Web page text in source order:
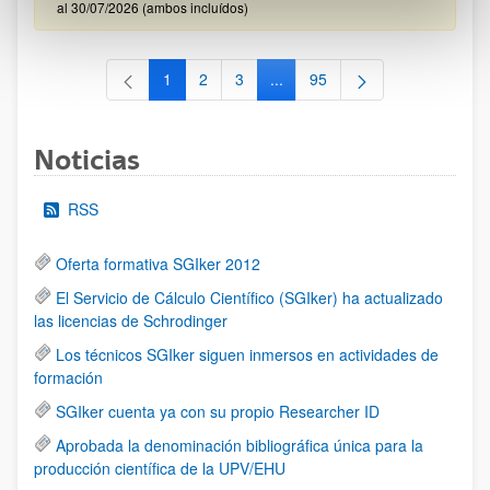
al 30/07/2026 (ambos incluídos)
Página
1 Página
2 Página
3 ...Páginas intermedias Use TAB
Página
95
Noticias
RSS
Oferta formativa SGIker 2012
El Servicio de Cálculo Científico (SGIker) ha actualizado
las licencias de Schrodinger
Los técnicos SGIker siguen inmersos en actividades de
formación
SGIker cuenta ya con su propio Researcher ID
Aprobada la denominación bibliográfica única para la
producción científica de la UPV/EHU